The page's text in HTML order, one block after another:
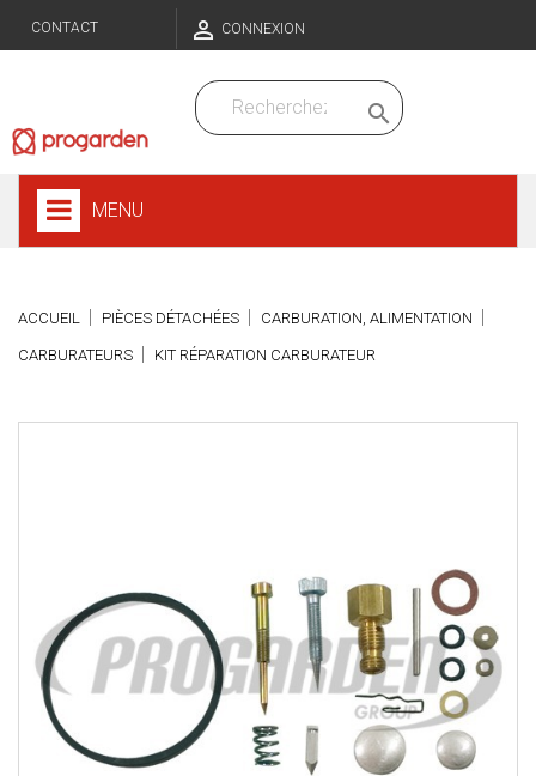
CONTACT  CONNEXION

MENU
ACCUEIL PIÈCES DÉTACHÉES CARBURATION, ALIMENTATION
CARBURATEURS KIT RÉPARATION CARBURATEUR